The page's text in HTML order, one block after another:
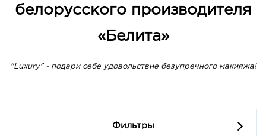
белорусского производителя
«Белита»
"Luxury" - подари себе удовольствие безупречного макияжа!
Фильтры